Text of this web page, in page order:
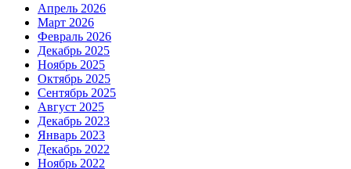
Апрель 2026
Март 2026
Февраль 2026
Декабрь 2025
Ноябрь 2025
Октябрь 2025
Сентябрь 2025
Август 2025
Декабрь 2023
Январь 2023
Декабрь 2022
Ноябрь 2022